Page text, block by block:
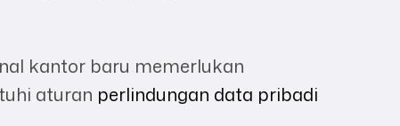
kantor baru memerlukan
aturan perlindungan data pribadi